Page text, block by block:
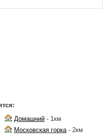
Домашний - 1км
Московская горка - 2км